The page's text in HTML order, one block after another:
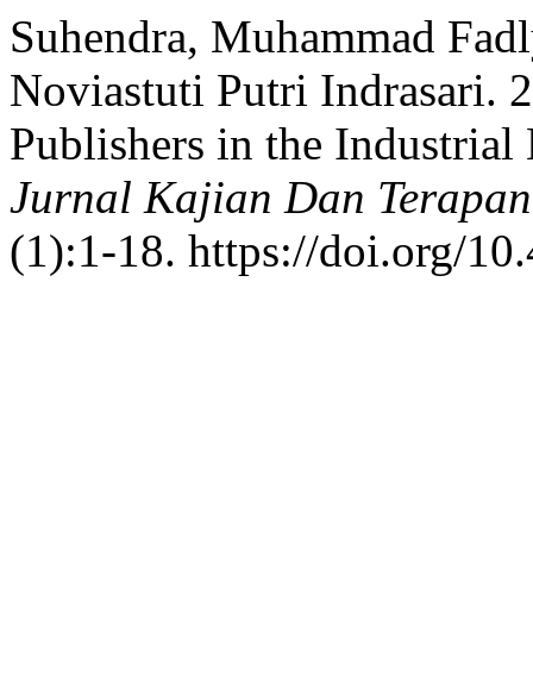
Suhendra, Muhammad
Noviastuti Putri Indrasari.
Publishers in the
Jurnal Kajian Dan
(1):1-18. https://doi.org/